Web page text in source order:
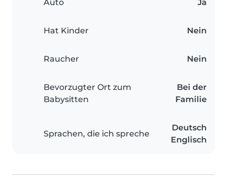
Auto Ja
Hat Kinder Nein
Raucher Nein
Bevorzugter Ort zum
Babysitten
Bei der
Familie
Sprachen, die ich spreche
Deutsch
Englisch